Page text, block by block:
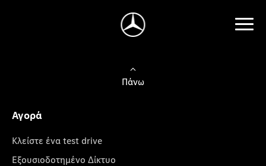
Πάνω
Αγορά
Κλείστε ένα test drive
Εξουσιοδοτημένο Δίκτυο